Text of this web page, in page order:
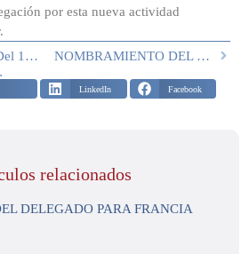
por esta nueva actividad
Francia: Santa Misa Del 13 De Febrero En París En Presencia De S.A.R. El Duque De Castro
NOMBRAMIENTO DEL DELEGADO PARA FRANCIA
LinkedIn Facebook
relacionados
DELEGADO PARA FRANCIA